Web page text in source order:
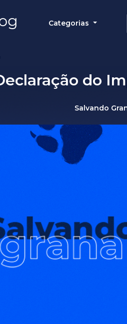
Categorias
do
Salvando